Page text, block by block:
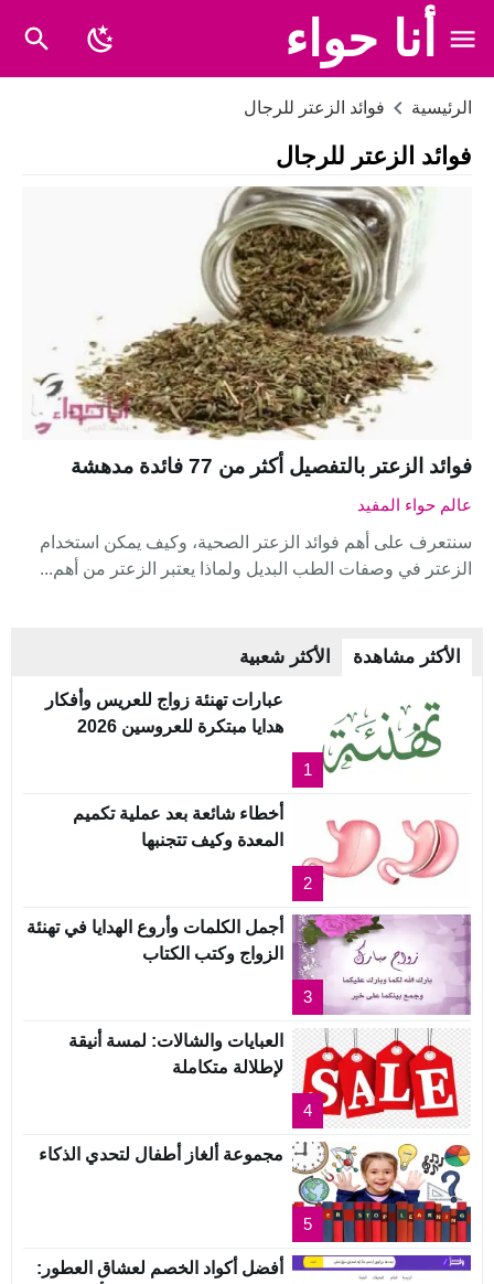
أنا حواء
الرئيسية فوائد الزعتر للرجال
فوائد الزعتر للرجال
فوائد الزعتر بالتفصيل أكثر من 77 فائدة مدهشة
عالم حواء المفيد
سنتعرف على أهم فوائد الزعتر الصحية، وكيف يمكن استخدام
الزعتر في وصفات الطب البديل ولماذا يعتبر الزعتر من أهم...
الأكثر مشاهدة الأكثر شعبية
1
عبارات تهنئة زواج للعريس وأفكار
هدايا مبتكرة للعروسين 2026
2
أخطاء شائعة بعد عملية تكميم
المعدة وكيف تتجنبها
3
أجمل الكلمات وأروع الهدايا في تهنئة
الزواج وكتب الكتاب
4
العبايات والشالات: لمسة أنيقة
لإطلالة متكاملة
5
مجموعة ألغاز أطفال لتحدي الذكاء
أفضل أكواد الخصم لعشاق العطور: